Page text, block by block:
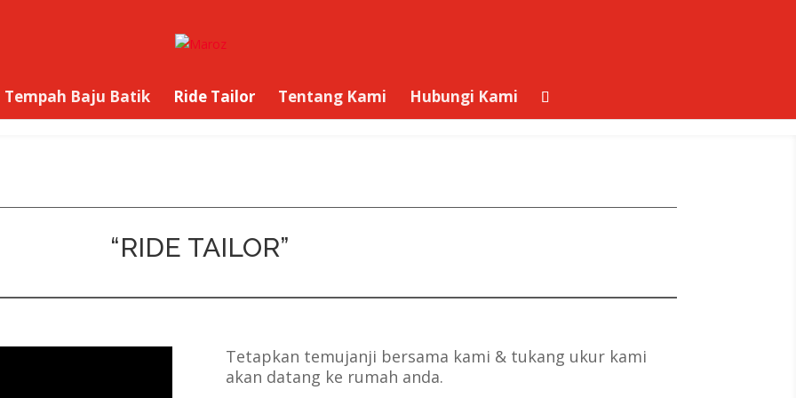
Tempah Baju Batik Ride Tailor Tentang Kami Hubungi Kami
“RIDE TAILOR”
Tetapkan temujanji bersama kami & tukang ukur kami
akan datang ke rumah anda.